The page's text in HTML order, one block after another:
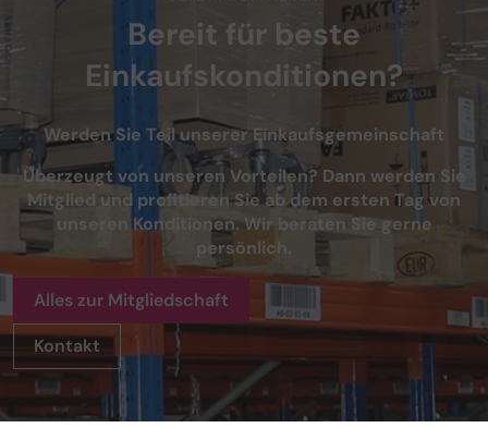
Bereit für beste
Einkaufskonditionen?
Werden Sie Teil unserer Einkaufsgemeinschaft
Überzeugt von unseren Vorteilen? Dann werden Sie
Mitglied und profitieren Sie ab dem ersten Tag von
unseren Konditionen. Wir beraten Sie gerne
persönlich.
Alles zur Mitgliedschaft
Kontakt